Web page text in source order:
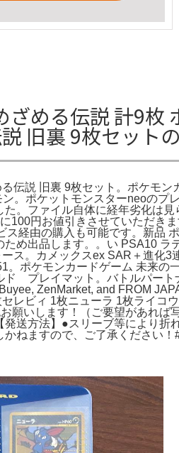
ざめる伝説 計9
旧裏 9枚セット
伝説 旧裏 9枚セット。ポケモ
。ポケットモンスターneoの
。ファイル自体に経年劣化は
100円お値引きさせていただき
経由の購入も可能です。新品
め出品します。。い PSA10
ス。カメックスex SAR＋進化
。ポケモンカードゲーム 未来
プレイマット。バトルパー
ZenMarket, and FROM
レビィ 1枚ニューラ 1枚ライコ
願いします！（ご要望があれ
送方法】●スリーブ等により
ねますので、ご了承ください